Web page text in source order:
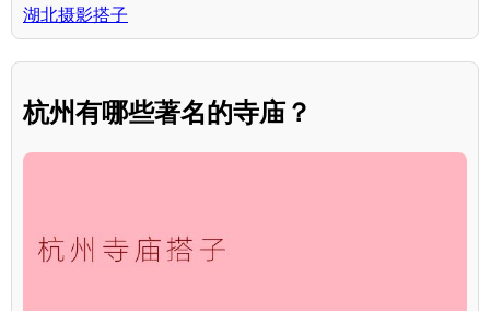
湖北摄影搭子
杭州有哪些著名的寺庙？